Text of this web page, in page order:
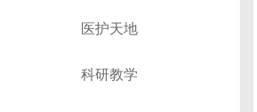
医护天地
科研教学